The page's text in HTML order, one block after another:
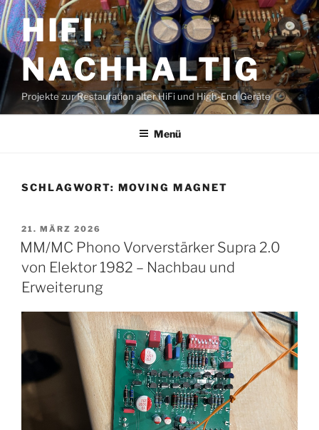
Zum
Inhalt
springenHIFI
NACHHALTIG
Projekte zur Restauration alter HiFi und High-End Geräte
Menü
SCHLAGWORT: MOVING MAGNET
VERÖFFENTLICHT
AM
21. MÄRZ 2026
MM/MC Phono Vorverstärker Supra 2.0
von Elektor 1982 – Nachbau und
Erweiterung